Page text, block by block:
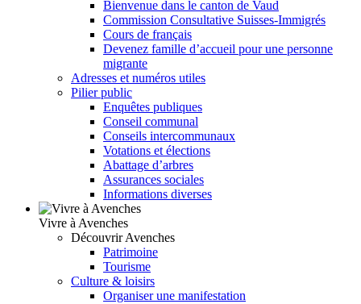
Bienvenue dans le canton de Vaud
Commission Consultative Suisses-Immigrés
Cours de français
Devenez famille d’accueil pour une personne
migrante
Adresses et numéros utiles
Pilier public
Enquêtes publiques
Conseil communal
Conseils intercommunaux
Votations et élections
Abattage d’arbres
Assurances sociales
Informations diverses
Vivre à Avenches
Découvrir Avenches
Patrimoine
Tourisme
Culture & loisirs
Organiser une manifestation